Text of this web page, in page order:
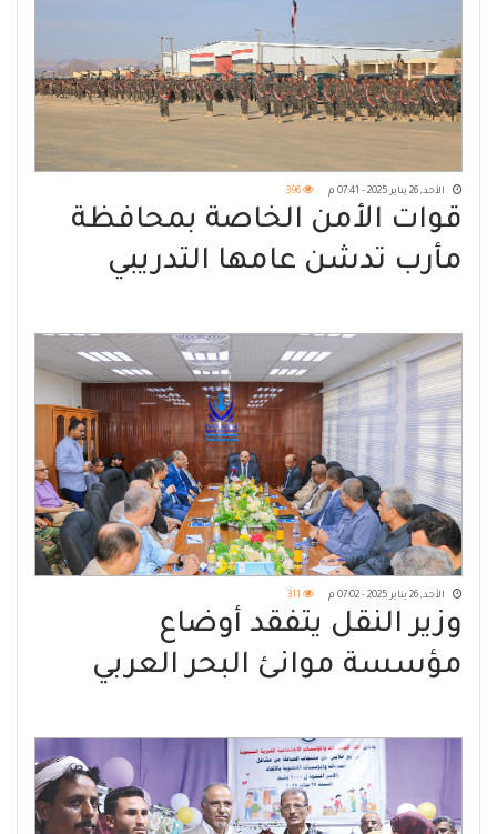
الأحد, 26 يناير 2025 - 07:41 م 396
قوات الأمن الخاصة بمحافظة
مأرب تدشن عامها التدريبي
الأحد, 26 يناير 2025 - 07:02 م 311
وزير النقل يتفقد أوضاع
مؤسسة موانئ البحر العربي